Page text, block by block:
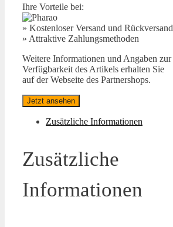
Ihre Vorteile bei:
» Kostenloser Versand und Rückversand
» Attraktive Zahlungsmethoden
Weitere Informationen und Angaben zur
Verfügbarkeit des Artikels erhalten Sie
auf der Webseite des Partnershops.
Jetzt ansehen
Zusätzliche Informationen
Zusätzliche
Informationen